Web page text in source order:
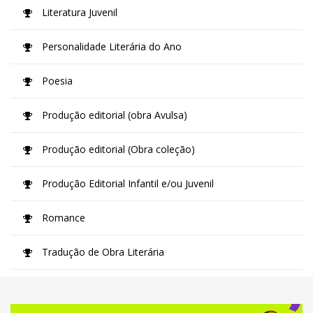
Literatura Juvenil
Personalidade Literária do Ano
Poesia
Produção editorial (obra Avulsa)
Produção editorial (Obra coleção)
Produção Editorial Infantil e/ou Juvenil
Romance
Tradução de Obra Literária